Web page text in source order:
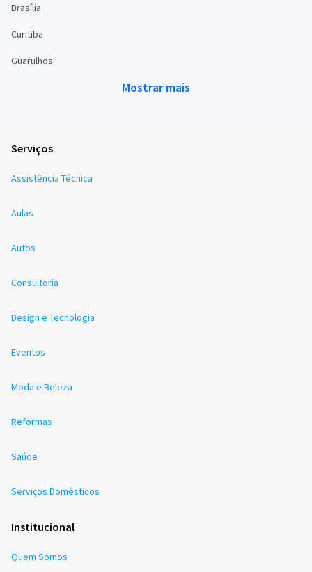
Brasília
Curitiba
Guarulhos
Mostrar mais
Serviços
Assistência Técnica
Aulas
Autos
Consultoria
Design e Tecnologia
Eventos
Moda e Beleza
Reformas
Saúde
Serviços Domésticos
Institucional
Quem Somos